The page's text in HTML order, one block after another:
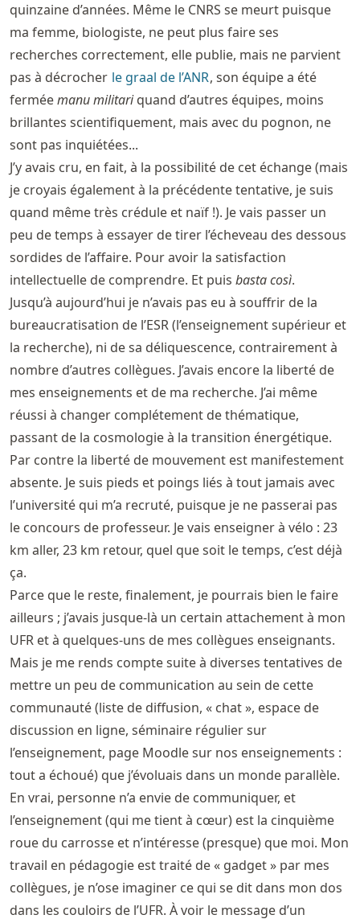
quinzaine d’années. Même le CNRS se meurt puisque
ma femme, biologiste, ne peut plus faire ses
recherches correctement, elle publie, mais ne parvient
pas à décrocher le graal de l’ANR, son équipe a été
ferméemanu militariquand d’autres équipes, moins
brillantes scientifiquement, mais avec du pognon, ne
sont pas inquiétées...
J’y avais cru, en fait, à la possibilité de cet échange (mais
je croyais également à la précédente tentative, je suis
quand même très crédule et naïf !). Je vais passer un
peu de temps à essayer de tirer l’écheveau des dessous
sordides de l’affaire. Pour avoir la satisfaction
intellectuelle de comprendre. Et puis basta così.
Jusqu’à aujourd’hui je n’avais pas eu à souffrir de la
bureaucratisation de l’ESR (l’enseignement supérieur et
la recherche), ni de sa déliquescence, contrairement à
nombre d’autres collègues. J’avais encore la liberté de
mes enseignements et de ma recherche. J’ai même
réussi à changer complétement de thématique,
passant de la cosmologie à la transition énergétique.
Par contre la liberté de mouvement est manifestement
absente. Je suis pieds et poings liés à tout jamais avec
l’université qui m’a recruté, puisque je ne passerai pas
le concours de professeur. Je vais enseigner à vélo : 23
km aller, 23 km retour, quel que soit le temps, c’est déjà
ça.
Parce que le reste, finalement, je pourrais bien le faire
ailleurs ; j’avais jusque-là un certain attachement à mon
UFR et à quelques-uns de mes collègues enseignants.
Mais je me rends compte suite à diverses tentatives de
mettre un peu de communication au sein de cette
communauté (liste de diffusion, « chat », espace de
discussion en ligne, séminaire régulier sur
l’enseignement, page Moodle sur nos enseignements :
tout a échoué) que j’évoluais dans un monde parallèle.
En vrai, personne n’a envie de communiquer, et
l’enseignement (qui me tient à cœur) est la cinquième
roue du carrosse et n’intéresse (presque) que moi. Mon
travail en pédagogie est traité de « gadget » par mes
collègues, je n’ose imaginer ce qui se dit dans mon dos
dans les couloirs de l’UFR. À voir le message d’un